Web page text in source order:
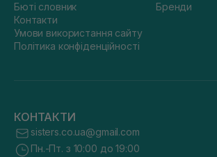
Бюті словник
Контакти
Умови використання сайту
Політика конфіденційності
Бренди
КОНТАКТИ
sisters.co.ua@gmail.com
Пн.-Пт. з 10:00 до 19:00